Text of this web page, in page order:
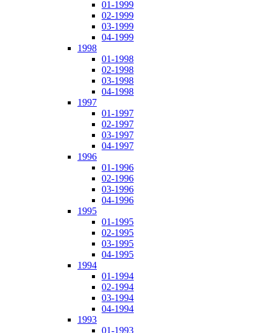
01-1999
02-1999
03-1999
04-1999
1998
01-1998
02-1998
03-1998
04-1998
1997
01-1997
02-1997
03-1997
04-1997
1996
01-1996
02-1996
03-1996
04-1996
1995
01-1995
02-1995
03-1995
04-1995
1994
01-1994
02-1994
03-1994
04-1994
1993
01-1993